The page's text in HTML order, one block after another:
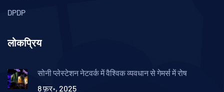
DPDP
लोकप्रिय
सोनी प्लेस्टेशन नेटवर्क में वैश्विक व्यवधान से गेमर्स में रोष
8 फ़र॰, 2025